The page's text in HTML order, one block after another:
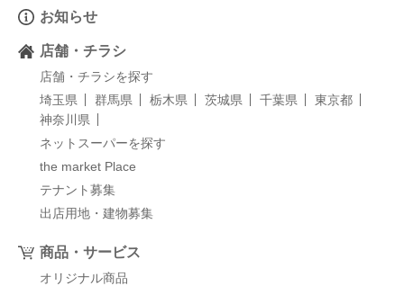
お知らせ
店舗・チラシ
店舗・チラシを探す
埼玉県
群馬県 栃木県 茨城県 千葉県
東京都
神奈川県
ネットスーパーを探す
the market Place
テナント募集
出店用地・建物募集
商品・サービス
オリジナル商品